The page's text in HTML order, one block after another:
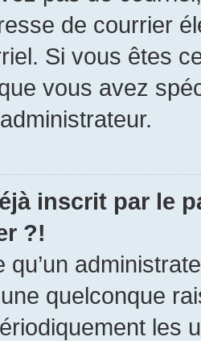
de courrier
Si vous êtes
vous avez
inscrit par le
?!
qu’un
quelconque
les